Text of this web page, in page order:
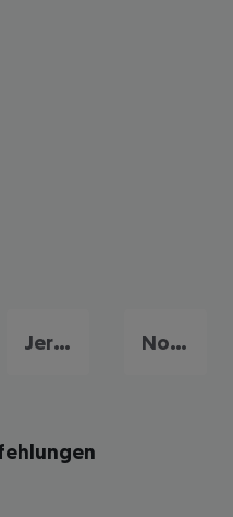
Jerez de la Frontera Novo Sancti Petri